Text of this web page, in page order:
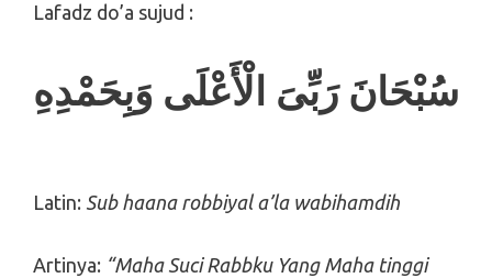
Lafadz do’a sujud :
سُبْحَانَ رَبِّىَ الْأَعْلَى وَبِحَمْدِهِ
Latin: Sub haana robbiyal a’la wabihamdih
Artinya: “Maha Suci Rabbku Yang Maha tinggi